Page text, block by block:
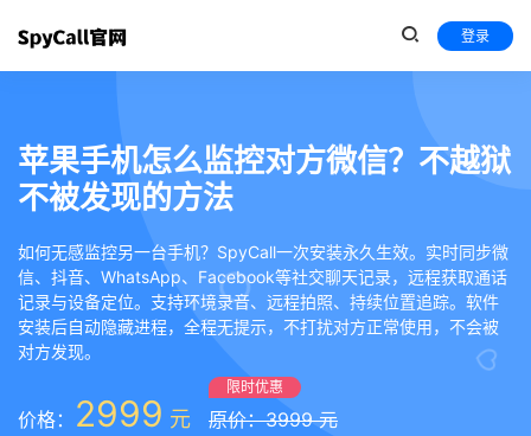
登录
苹果手机怎么监控对方微信？不越狱
不被发现的方法
如何无感监控另一台手机？SpyCall一次安装永久生效。实时同步微
信、抖音、WhatsApp、Facebook等社交聊天记录，远程获取通话
记录与设备定位。支持环境录音、远程拍照、持续位置追踪。软件
安装后自动隐藏进程，全程无提示，不打扰对方正常使用，不会被
对方发现。
价格： 2999 元
限时优惠
原价：3999 元